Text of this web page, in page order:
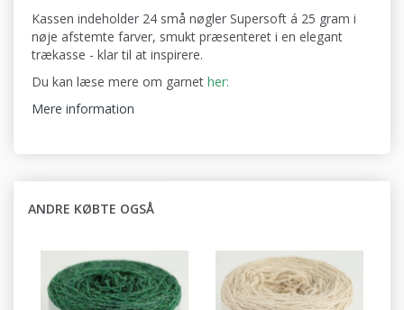
Kassen indeholder 24 små nøgler Supersoft á 25 gram i
nøje afstemte farver, smukt præsenteret i en elegant
trækasse - klar til at inspirere.
Du kan læse mere om garnet her:
Mere information
ANDRE KØBTE OGSÅ